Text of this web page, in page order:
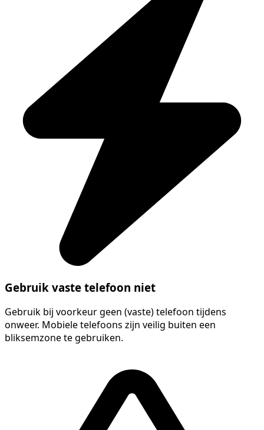
Gebruik vaste telefoon niet
Gebruik bij voorkeur geen (vaste) telefoon tijdens
onweer. Mobiele telefoons zijn veilig buiten een
bliksemzone te gebruiken.